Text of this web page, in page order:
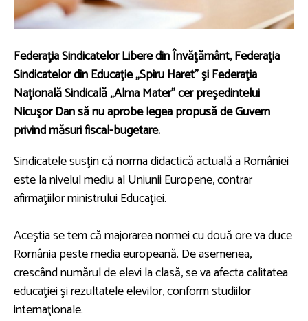
Federaţia Sindicatelor Libere din Învăţământ, Federaţia
Sindicatelor din Educaţie „Spiru Haret” şi Federaţia
Naţională Sindicală „Alma Mater” cer preşedintelui
Nicuşor Dan să nu aprobe legea propusă de Guvern
privind măsuri fiscal-bugetare.
Sindicatele susţin că norma didactică actuală a României
este la nivelul mediu al Uniunii Europene, contrar
afirmaţiilor ministrului Educaţiei.
Aceştia se tem că majorarea normei cu două ore va duce
România peste media europeană. De asemenea,
crescând numărul de elevi la clasă, se va afecta calitatea
educaţiei şi rezultatele elevilor, conform studiilor
internaţionale.